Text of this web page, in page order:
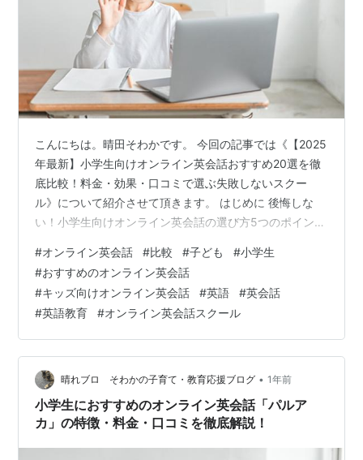
こんにちは。晴田そわかです。 今回の記事では《【2025
年最新】小学生向けオンライン英会話おすすめ20選を徹
底比較！料金・効果・口コミで選ぶ失敗しないスクー
ル》について紹介させて頂きます。 はじめに 後悔しな
い！小学生向けオンライン英会話の選び方5つのポイント
20社 比較一覧表 小学生向けオンライン英会話おすすめス
クール20選 【大手・定番】まずはここから！安心と実績
のスクール DMM英会話 レアジョブ英会話 ネイティブキ
ャンプ QQ English 【子ども専門】楽しく続ける工夫が満
載のスクール GLOBAL CROWN（グローバルクラウン…
#オンライン英会話 #比較 #子ども #小学生
#おすすめのオンライン英会話
#キッズ向けオンライン英会話 #英語 #英会話
#英語教育 #オンライン英会話スクール
晴れブロ そわかの子育て・教育応援ブログ • 1年前
小学生におすすめのオンライン英会話「パルア
カ」の特徴・料金・口コミを徹底解説！